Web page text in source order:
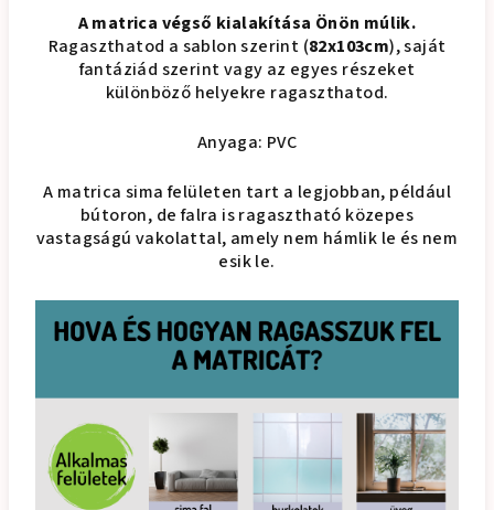
A matrica végső kialakítása Önön múlik.
Ragaszthatod a sablon szerint (82x103cm), saját
fantáziád szerint vagy az egyes részeket
különböző helyekre ragaszthatod.
Anyaga: PVC
A matrica sima felületen tart a legjobban, például
bútoron, de falra is ragasztható közepes
vastagságú vakolattal, amely nem hámlik le és nem
esik le.